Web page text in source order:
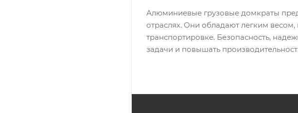
Алюминиевые грузовые домкраты
отраслях. Они обладают легким
транспортировке. Безопасность,
задачи и повышать